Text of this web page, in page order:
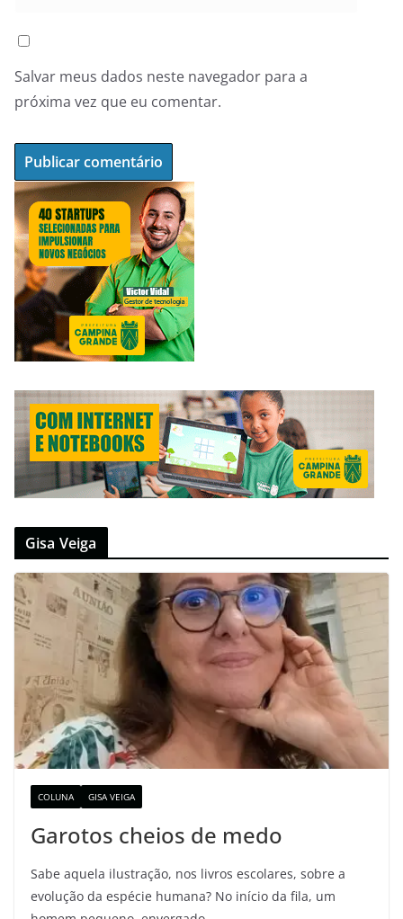
Salvar meus dados neste navegador para a
próxima vez que eu comentar.
Gisa Veiga
COLUNA GISA VEIGA
Garotos cheios de medo
Sabe aquela ilustração, nos livros escolares, sobre a
evolução da espécie humana? No início da fila, um